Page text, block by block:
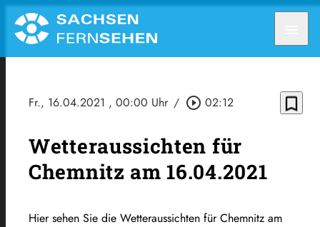
Fr., 16.04.2021 , 00:00 Uhr / play_circle_outline 02:12 bookmark_border
Wetteraussichten für
Chemnitz am 16.04.2021
Hier sehen Sie die Wetteraussichten für Chemnitz am